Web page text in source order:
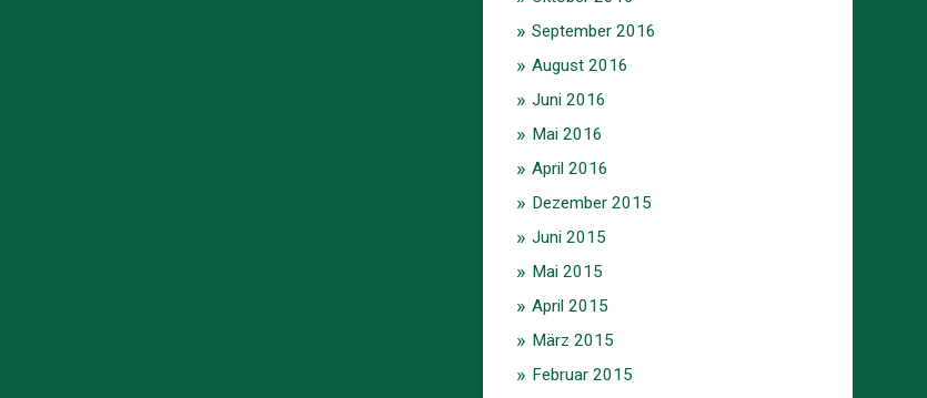
September 2016
August 2016
Juni 2016
Mai 2016
April 2016
Dezember 2015
Juni 2015
Mai 2015
April 2015
März 2015
Februar 2015